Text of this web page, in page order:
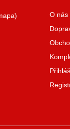
O nás